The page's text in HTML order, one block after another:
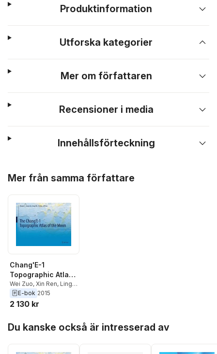
Produktinformation
Utforska kategorier
Mer om författaren
Recensioner i media
Innehållsförteckning
Mer från samma författare
Chang'E-1
Topographic Atlas
of the Moon
Wei Zuo, Xin Ren, Lingli
Mu,Jianjun Liu
Li
E-bok 2015
2 130 kr
Du kanske också är intresserad av